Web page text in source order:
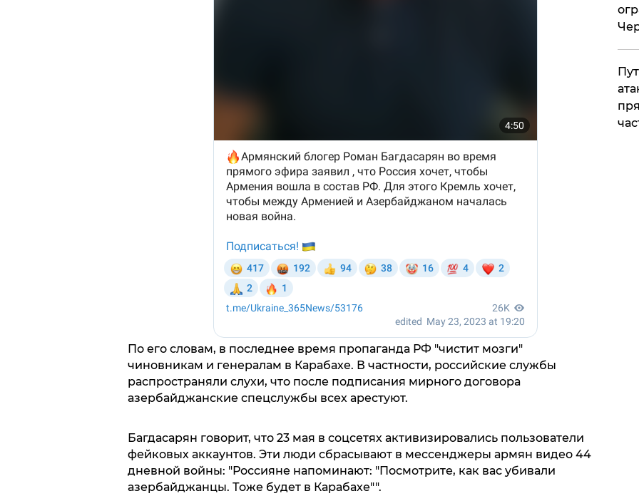
По его словам, в последнее время пропаганда РФ "чистит мозги"
чиновникам и генералам в Карабахе. В частности, российские службы
распространяли слухи, что после подписания мирного договора
азербайджанские спецслужбы всех арестуют.
Багдасарян говорит, что 23 мая в соцсетях активизировались пользователи
фейковых аккаунтов. Эти люди сбрасывают в мессенджеры армян видео 44
дневной войны: "Россияне напоминают: "Посмотрите, как вас убивали
азербайджанцы. Тоже будет в Карабахе"".